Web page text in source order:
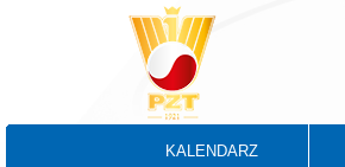
KALENDARZ